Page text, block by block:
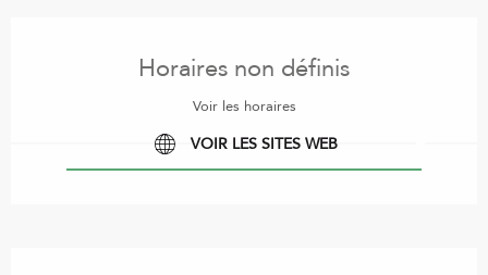
Horaires non définis
Voir les horaires
VOIR LES SITES WEB